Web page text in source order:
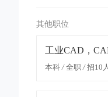
其他职位
工业CAD，
本科/ 全职/ 招10